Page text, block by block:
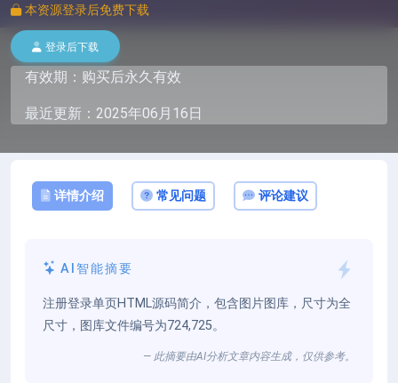
本资源登录后免费下载
登录后下载
有效期：购买后永久有效
最近更新：2025年06月16日
详情介绍 常见问题 评论建议
AI智能摘要
注册登录单页HTML源码简介，包含图片图库，尺寸为全
尺寸，图库文件编号为724,725。
— 此摘要由AI分析文章内容生成，仅供参考。